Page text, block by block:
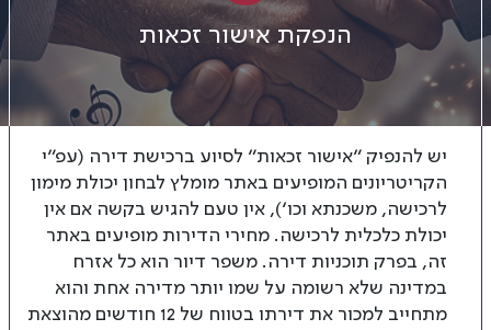
הנפקת אישור זכאות
יש להנפיק “אישור זכאות” לסיוע ברכישת דירה (עפ”י
הקריטריונים המופיעים באתר מומלץ לבחון יכולת מימון
לרכישה, משכנתא וכו’), אין טעם להגיש בקשה אם אין
יכולת כלכלית לרכישה. מחירי הדירות מופיעים באתר
זה, בפרק תוכניות דירה. משפר דיור הוא כל אזרח
במדינה שלא רשומה על שמו יותר מדירה אחת והוא
מתחייב למכור את דירתו בטווח של 12 חודשים מהוצאת